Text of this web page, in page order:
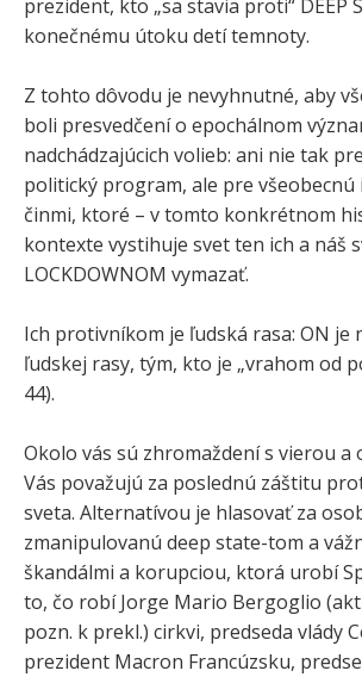
prezident, kto „sa stavia proti“ DEEP
konečnému útoku detí temnoty.
Z tohto dôvodu je nevyhnutné, aby
boli presvedčení o epochálnom
nadchádzajúcich volieb: ani nie tak
politický program, ale pre všeobecnú
činmi, ktoré – v tomto konkrétnom
kontexte vystihuje svet ten ich a náš
LOCKDOWNOM vymazať.
Ich protivníkom je ľudská rasa: ON je
ľudskej rasy, tým, kto je „vrahom od
44).
Okolo vás sú zhromaždení s vierou
Vás považujú za poslednú záštitu
sveta. Alternatívou je hlasovať za
zmanipulovanú deep state-tom a
škandálmi a korupciou, ktorá urobí
to, čo robí Jorge Mario Bergoglio
pozn. k prekl.) cirkvi, predseda vlády
prezident Macron Francúzsku,